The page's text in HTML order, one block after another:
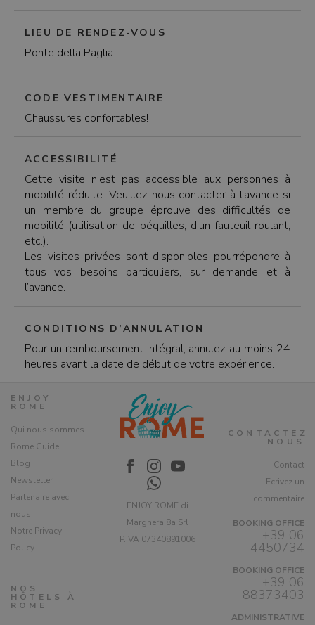
LIEU DE RENDEZ-VOUS
Ponte della Paglia
CODE VESTIMENTAIRE
Chaussures confortables!
ACCESSIBILITÉ
Cette visite n'est pas accessible aux personnes à
mobilité réduite. Veuillez nous contacter à l'avance si
un membre du groupe éprouve des difficultés de
mobilité (utilisation de béquilles, d’un fauteuil roulant,
etc.).
Les visites privées sont disponibles pourrépondre à
tous vos besoins particuliers, sur demande et à
l’avance.
CONDITIONS D’ANNULATION
Pour un remboursement intégral, annulez au moins 24
heures avant la date de début de votre expérience.
ENJOY
ROME
Qui nous sommes
Rome Guide
Blog
Newsletter
Partenaire avec
nous
Notre Privacy
Policy
NOS
HÔTELS À
ROME
ENJOY ROME di
Marghera 8a Srl
P.IVA 07340891006
CONTACTEZ
NOUS
Contact
Ecrivez un
commentaire
BOOKING OFFICE
+39 06
4450734
BOOKING OFFICE
+39 06
88373403
ADMINISTRATIVE